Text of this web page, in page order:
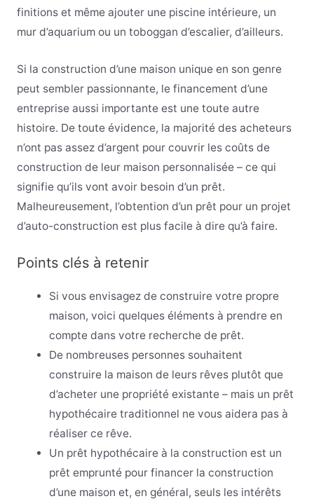
finitions et même ajouter une piscine intérieure, un
mur d’aquarium ou un toboggan d’escalier, d’ailleurs.
Si la construction d’une maison unique en son genre
peut sembler passionnante, le financement d’une
entreprise aussi importante est une toute autre
histoire. De toute évidence, la majorité des acheteurs
n’ont pas assez d’argent pour couvrir les coûts de
construction de leur maison personnalisée – ce qui
signifie qu’ils vont avoir besoin d’un prêt.
Malheureusement, l’obtention d’un prêt pour un projet
d’auto-construction est plus facile à dire qu’à faire.
Points clés à retenir
Si vous envisagez de construire votre propre
maison, voici quelques éléments à prendre en
compte dans votre recherche de prêt.
De nombreuses personnes souhaitent
construire la maison de leurs rêves plutôt que
d’acheter une propriété existante – mais un prêt
hypothécaire traditionnel ne vous aidera pas à
réaliser ce rêve.
Un prêt hypothécaire à la construction est un
prêt emprunté pour financer la construction
d’une maison et, en général, seuls les intérêts